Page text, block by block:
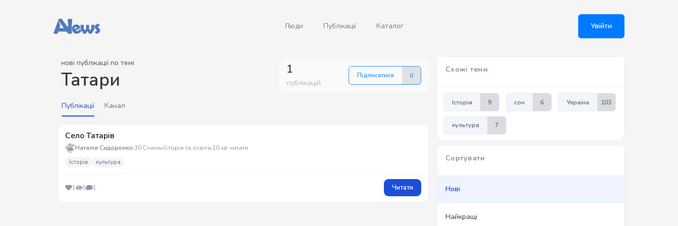
Люди Публікації Каталог Увійти
нові публікації по темі
Татари 1
публікацій
Підписатися 0
Публікації Канал
Село Татарів
Наталія Сидоренко 30 Січень Історія та освіта 10 хв читати
Історія культура
1 5 1 Читати
Схожі теми
Історія 9 сон 6 Україна 103
культура 7
Сортувати
Нові
Найкращі